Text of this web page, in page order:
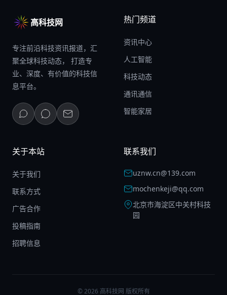
高科技网
专注前沿科技资讯报道，汇
聚全球科技动态， 打造专
业、深度、有价值的科技信
息平台。
热门频道
资讯中心
人工智能
科技动态
通讯通信
智能家居
关于本站
关于我们
联系方式
广告合作
投稿指南
招聘信息
联系我们
uznw.cn@139.com
mochenkeji@qq.com
北京市海淀区中关村科技
园
© 2026 高科技网 版权所有